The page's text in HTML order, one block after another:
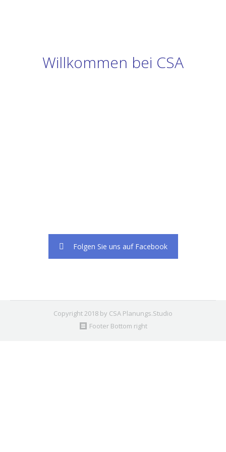
Willkommen bei CSA
Folgen Sie uns auf Facebook
Copyright 2018 by CSA Planungs.Studio
Footer Bottom right